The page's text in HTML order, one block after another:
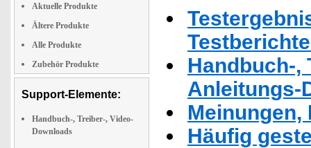
Aktuelle Produkte
Ältere Produkte
Alle Produkte
Zubehör Produkte
Support-Elemente:
Handbuch-, Treiber-, Video-
Downloads
Handbuch-,
Anleitungs-
Häufig